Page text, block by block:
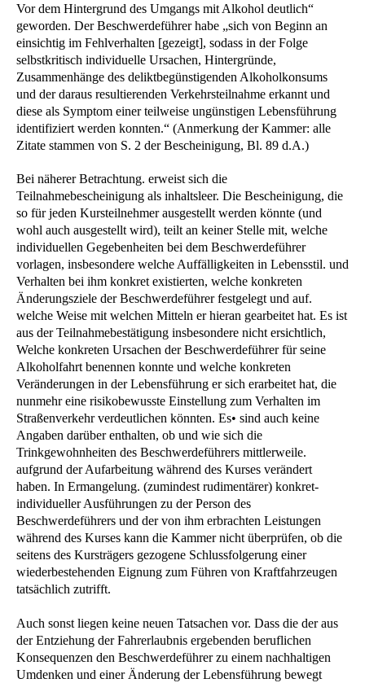
Vor dem Hintergrund des Umgangs mit Alkohol deutlich“
geworden. Der Beschwerdeführer habe „sich von Beginn an
einsichtig im Fehlverhalten [gezeigt], sodass in der Folge
selbstkritisch individuelle Ursachen, Hintergründe,
Zusammenhänge des deliktbegünstigenden Alkoholkonsums
und der daraus resultierenden Verkehrsteilnahme erkannt und
diese als Symptom einer teilweise ungünstigen Lebensführung
identifiziert werden konnten.“ (Anmerkung der Kammer: alle
Zitate stammen von S. 2 der Bescheinigung, Bl. 89 d.A.)
Bei näherer Betrachtung. erweist sich die
Teilnahmebescheinigung als inhaltsleer. Die Bescheinigung, die
so für jeden Kursteilnehmer ausgestellt werden könnte (und
wohl auch ausgestellt wird), teilt an keiner Stelle mit, welche
individuellen Gegebenheiten bei dem Beschwerdeführer
vorlagen, insbesondere welche Auffälligkeiten in Lebensstil. und
Verhalten bei ihm konkret existierten, welche konkreten
Änderungsziele der Beschwerdeführer festgelegt und auf.
welche Weise mit welchen Mitteln er hieran gearbeitet hat. Es ist
aus der Teilnahmebestätigung insbesondere nicht ersichtlich,
Welche konkreten Ursachen der Beschwerdeführer für seine
Alkoholfahrt benennen konnte und welche konkreten
Veränderungen in der Lebensführung er sich erarbeitet hat, die
nunmehr eine risikobewusste Einstellung zum Verhalten im
Straßenverkehr verdeutlichen könnten. Es• sind auch keine
Angaben darüber enthalten, ob und wie sich die
Trinkgewohnheiten des Beschwerdeführers mittlerweile.
aufgrund der Aufarbeitung während des Kurses verändert
haben. In Ermangelung. (zumindest rudimentärer) konkret-
individueller Ausführungen zu der Person des
Beschwerdeführers und der von ihm erbrachten Leistungen
während des Kurses kann die Kammer nicht überprüfen, ob die
seitens des Kursträgers gezogene Schlussfolgerung einer
wiederbestehenden Eignung zum Führen von Kraftfahrzeugen
tatsächlich zutrifft.
Auch sonst liegen keine neuen Tatsachen vor. Dass die der aus
der Entziehung der Fahrerlaubnis ergebenden beruflichen
Konsequenzen den Beschwerdeführer zu einem nachhaltigen
Umdenken und einer Änderung der Lebensführung bewegt